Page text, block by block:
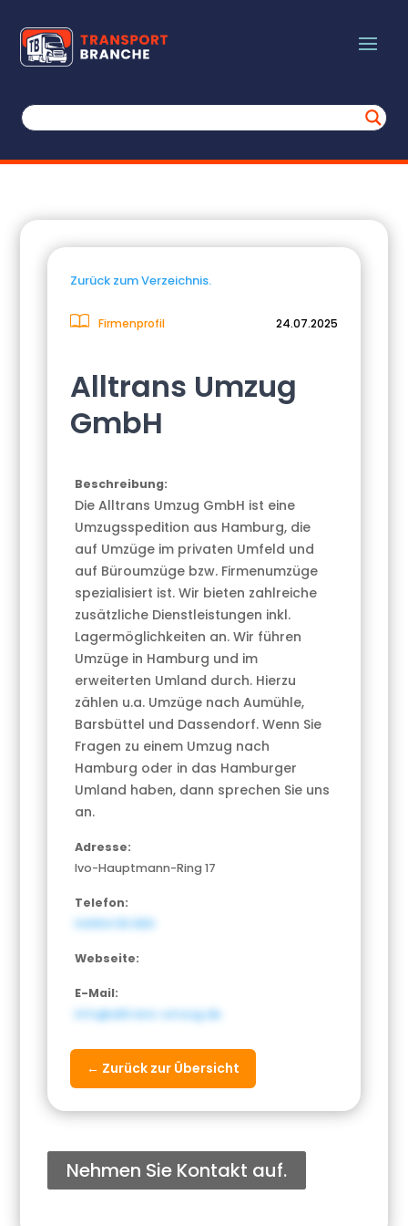
Zurück zum Verzeichnis.
Firmenprofil 24.07.2025
Alltrans Umzug
GmbH
Beschreibung:
Die Alltrans Umzug GmbH ist eine
Umzugsspedition aus Hamburg, die
auf Umzüge im privaten Umfeld und
auf Büroumzüge bzw. Firmenumzüge
spezialisiert ist. Wir bieten zahlreiche
zusätzliche Dienstleistungen inkl.
Lagermöglichkeiten an. Wir führen
Umzüge in Hamburg und im
erweiterten Umland durch. Hierzu
zählen u.a. Umzüge nach Aumühle,
Barsbüttel und Dassendorf. Wenn Sie
Fragen zu einem Umzug nach
Hamburg oder in das Hamburger
Umland haben, dann sprechen Sie uns
an.
Adresse:
Ivo-Hauptmann-Ring 17
Telefon:
04064 55 890
Webseite:
E-Mail:
info@alltrans-umzug.de
← Zurück zur Übersicht
Nehmen Sie Kontakt auf.